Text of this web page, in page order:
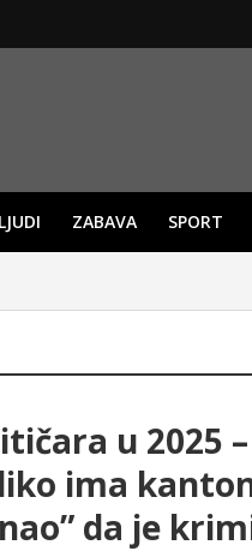
LJUDI ZABAVA SPORT
u 2025
ima
da je